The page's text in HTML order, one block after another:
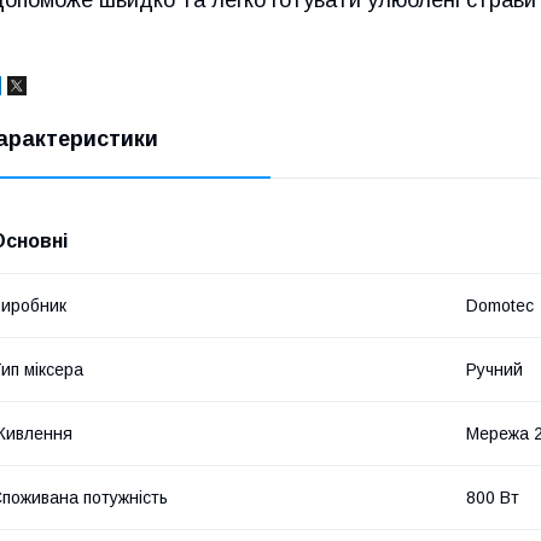
Domotec
міксера Ручний
Мережа
потужність 800 Вт